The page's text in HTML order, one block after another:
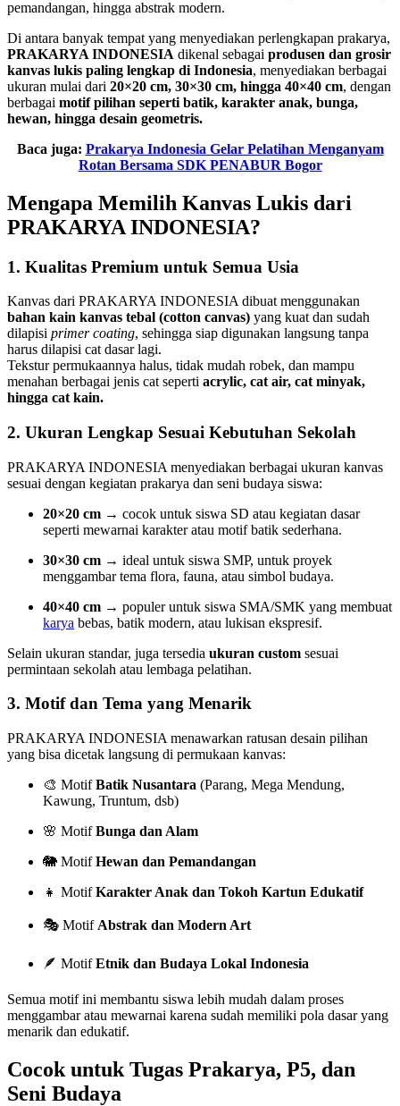
pemandangan, hingga abstrak modern.
Di antara banyak tempat yang menyediakan perlengkapan prakarya,
PRAKARYA INDONESIA dikenal sebagai produsen dan grosir
kanvas lukis paling lengkap di Indonesia, menyediakan berbagai
ukuran mulai dari 20×20 cm, 30×30 cm, hingga 40×40 cm, dengan
berbagai motif pilihan seperti batik, karakter anak, bunga,
hewan, hingga desain geometris.
Baca juga: Prakarya Indonesia Gelar Pelatihan Menganyam
Rotan Bersama SDK PENABUR Bogor
Mengapa Memilih Kanvas Lukis dari
PRAKARYA INDONESIA?
1. Kualitas Premium untuk Semua Usia
Kanvas dari PRAKARYA INDONESIA dibuat menggunakan
bahan kain kanvas tebal (cotton canvas) yang kuat dan sudah
dilapisi primer coating, sehingga siap digunakan langsung tanpa
harus dilapisi cat dasar lagi.
Tekstur permukaannya halus, tidak mudah robek, dan mampu
menahan berbagai jenis cat seperti acrylic, cat air, cat minyak,
hingga cat kain.
2. Ukuran Lengkap Sesuai Kebutuhan Sekolah
PRAKARYA INDONESIA menyediakan berbagai ukuran kanvas
sesuai dengan kegiatan prakarya dan seni budaya siswa:
20×20 cm → cocok untuk siswa SD atau kegiatan dasar
seperti mewarnai karakter atau motif batik sederhana.
30×30 cm → ideal untuk siswa SMP, untuk proyek
menggambar tema flora, fauna, atau simbol budaya.
40×40 cm → populer untuk siswa SMA/SMK yang membuat
karya bebas, batik modern, atau lukisan ekspresif.
Selain ukuran standar, juga tersedia ukuran custom sesuai
permintaan sekolah atau lembaga pelatihan.
3. Motif dan Tema yang Menarik
PRAKARYA INDONESIA menawarkan ratusan desain pilihan
yang bisa dicetak langsung di permukaan kanvas:
🎨 MotifBatik Nusantara (Parang, Mega Mendung,
Kawung, Truntum, dsb)
🌸 MotifBunga dan Alam
🐘 MotifHewan dan Pemandangan
👧 MotifKarakter Anak dan Tokoh Kartun Edukatif
🎭 Motif Abstrak dan Modern Art
🪶 MotifEtnik dan Budaya Lokal Indonesia
Semua motif ini membantu siswa lebih mudah dalam proses
menggambar atau mewarnai karena sudah memiliki pola dasar yang
menarik dan edukatif.
Cocok untuk Tugas Prakarya, P5, dan
Seni Budaya